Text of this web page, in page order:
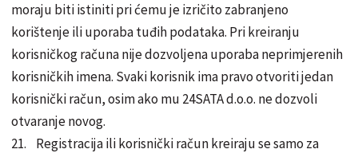
moraju biti istiniti pri ćemu je izričito zabranjeno
korištenje ili uporaba tuđih podataka. Pri kreiranju
korisničkog računa nije dozvoljena uporaba neprimjerenih
korisničkih imena. Svaki korisnik ima pravo otvoriti jedan
korisnički račun, osim ako mu 24SATA d.o.o. ne dozvoli
otvaranje novog.
21. Registracija ili korisnički račun kreiraju se samo za